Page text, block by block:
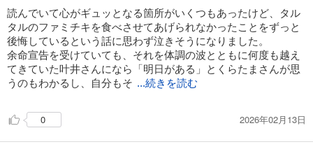
（底本 2025年9月発売作品）
読んでいて心がギュッとなる箇所がいくつもあったけど、タル
タルのファミチキを食べさせてあげられなかったことをずっと
後悔しているという話に思わず泣きそうになりました。
余命宣告を受けていても、それを体調の波とともに何度も越え
てきていた叶井さんになら「明日がある」とくらたまさんが思
うのもわかるし、自分もそ ...続きを読む
0 2026年02月13日